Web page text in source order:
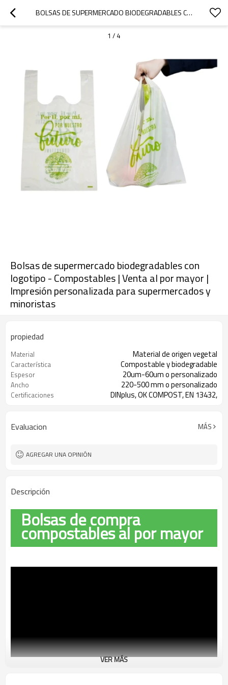
BOLSAS DE SUPERMERCADO BIODEGRADABLES CON LOGOTIPO - COMPOSTABLES | VENTA AL POR MAYOR | IMPRESIÓN PERSONALIZADA PARA SUPERMERCADOS Y MINORISTAS
1 / 4
Bolsas de supermercado biodegradables con
logotipo - Compostables | Venta al por mayor |
Impresión personalizada para supermercados y
minoristas
propiedad
Material Material de origen vegetal
Característica Compostable y biodegradable
Espesor 20um-60um o personalizado
Ancho 220-500 mm o personalizado
Certificaciones
DINplus, OK COMPOST, EN 13432,
Evaluacion MÁS
AGREGAR UNA OPINIÓN
Descripción
Bolsas de compra
compostables al por mayor
VER MÁS